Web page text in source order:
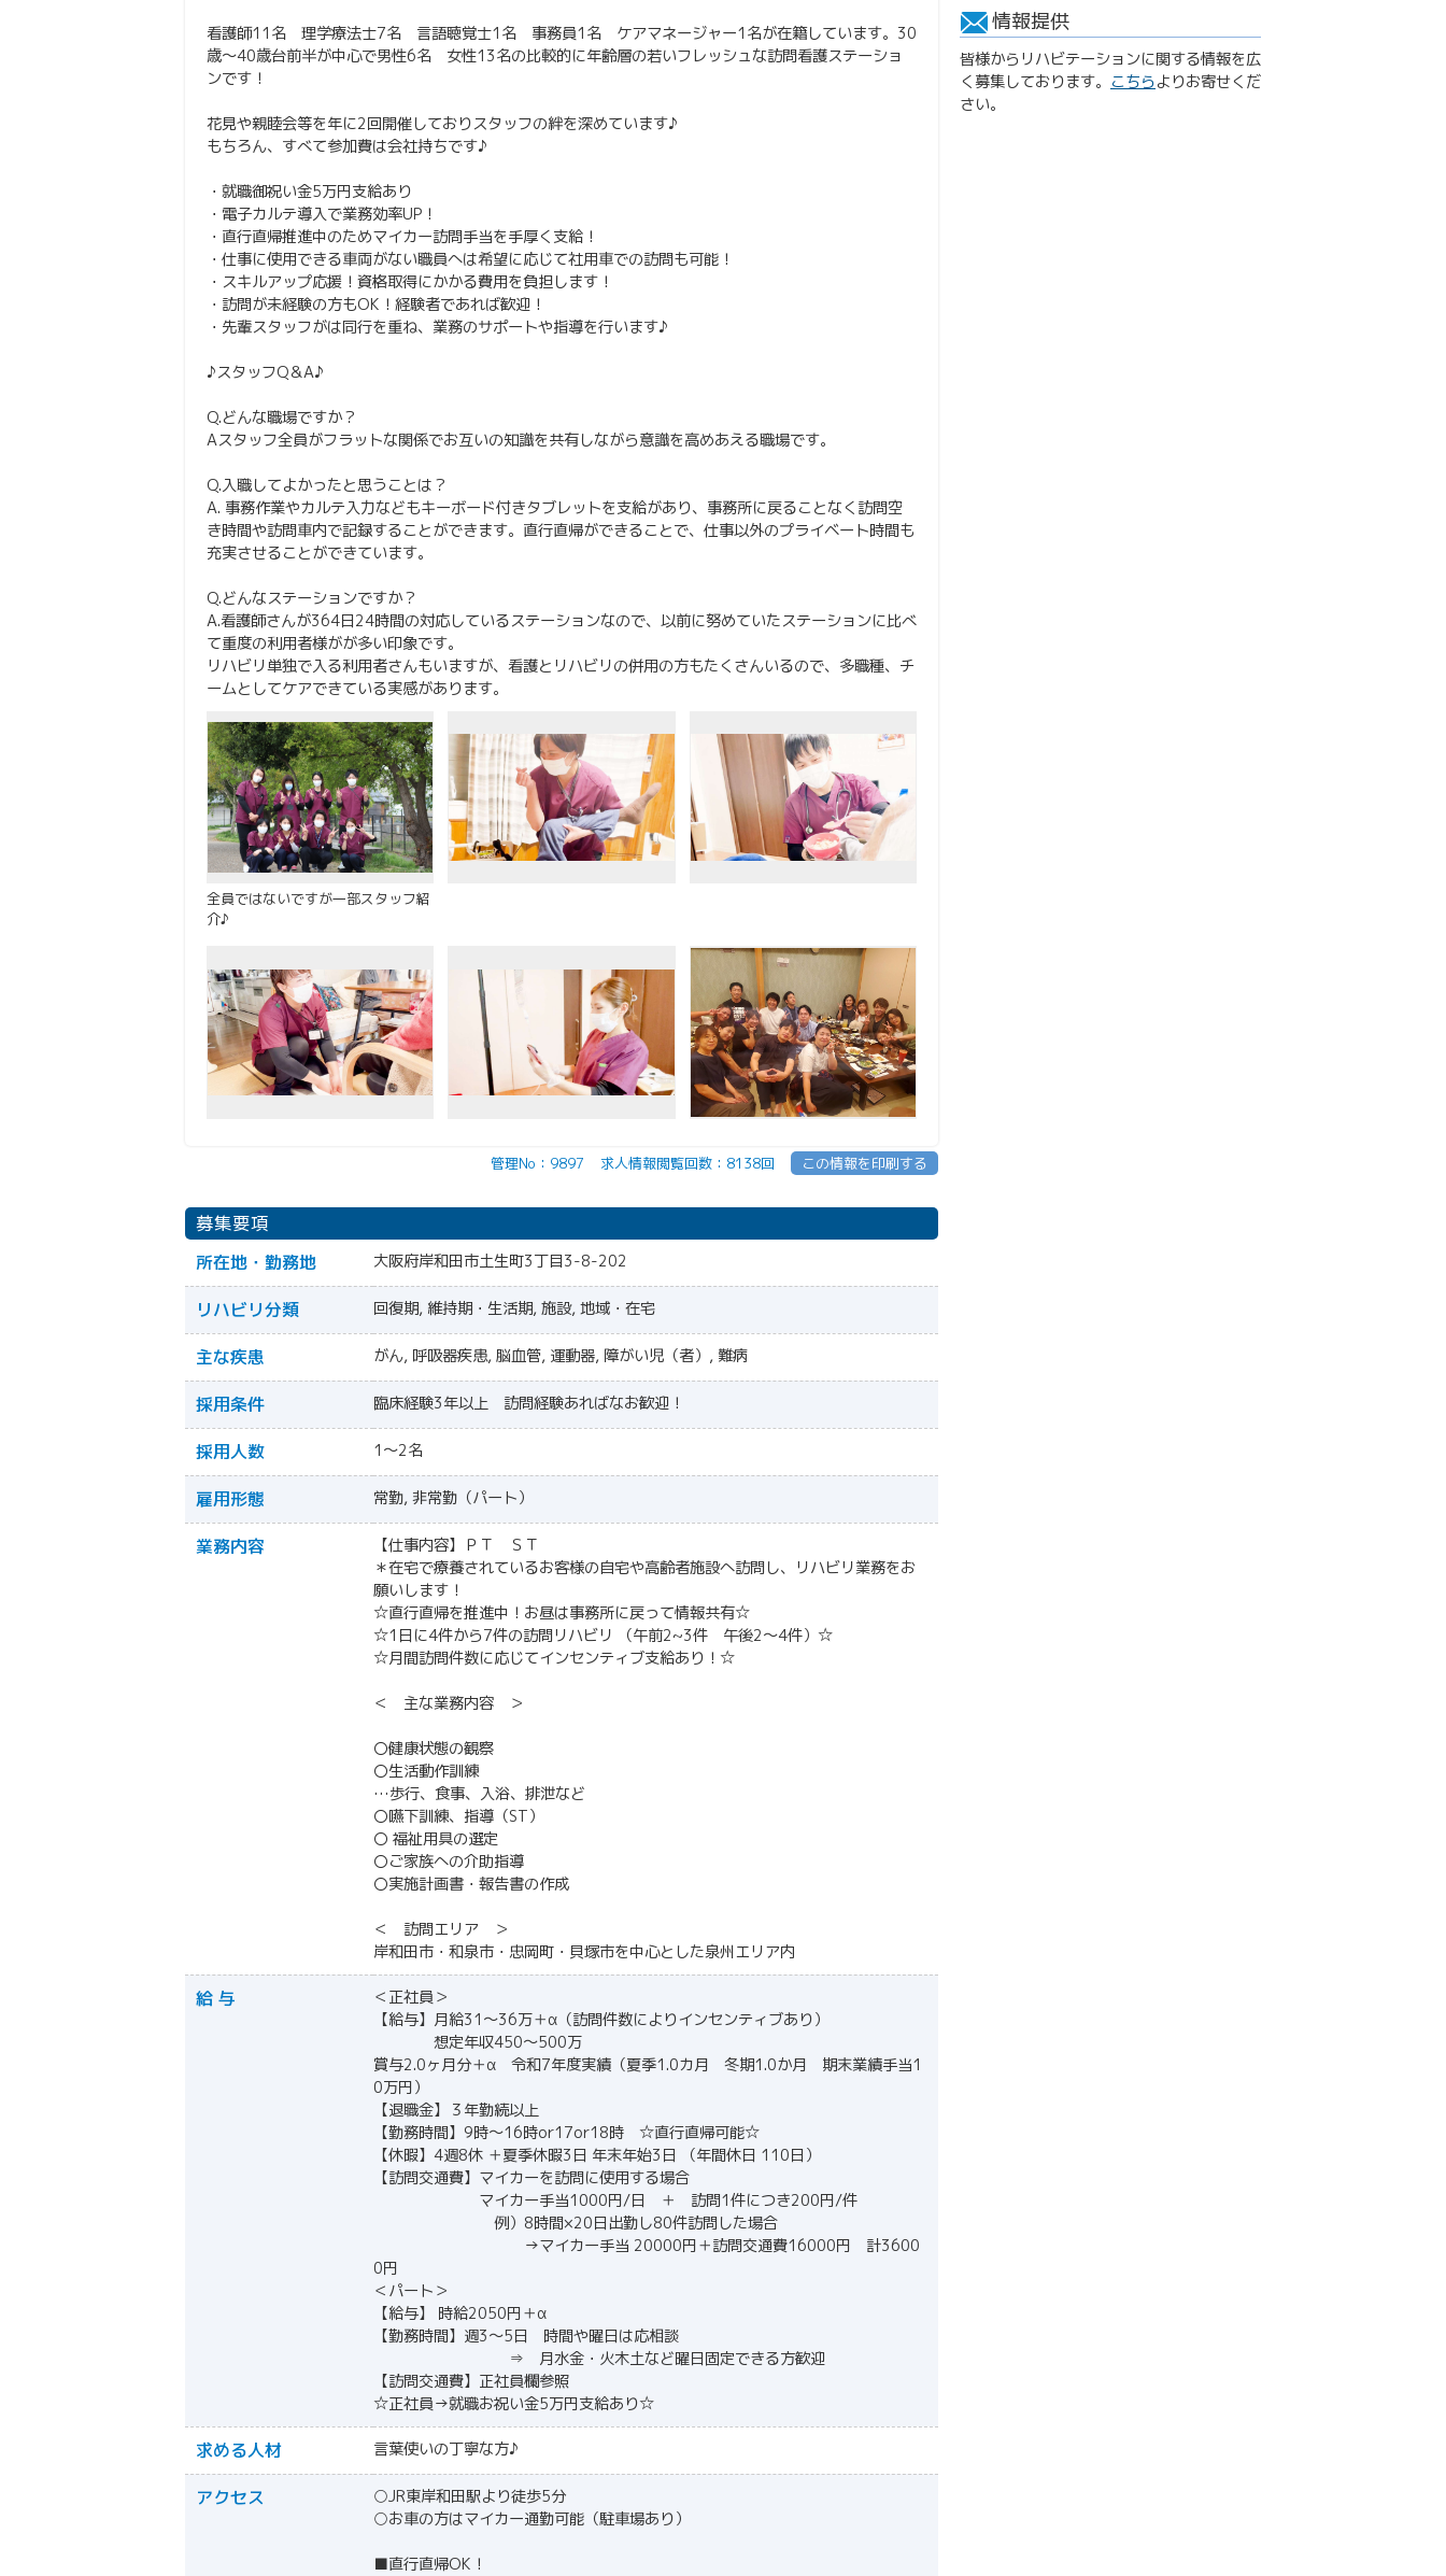
看護師11名 理学療法士7名 言語聴覚士1名 事務員1名 ケアマネージャー1名が在籍しています。30
歳～40歳台前半が中心で男性6名 女性13名の比較的に年齢層の若いフレッシュな訪問看護ステーショ
ンです！
花見や親睦会等を年に2回開催しておりスタッフの絆を深めています♪
もちろん、すべて参加費は会社持ちです♪
・就職御祝い金5万円支給あり
・電子カルテ導入で業務効率UP！
・直行直帰推進中のためマイカー訪問手当を手厚く支給！
・仕事に使用できる車両がない職員へは希望に応じて社用車での訪問も可能！
・スキルアップ応援！資格取得にかかる費用を負担します！
・訪問が未経験の方もOK！経験者であれば歓迎！
・先輩スタッフがは同行を重ね、業務のサポートや指導を行います♪
♪スタッフQ＆A♪
Q.どんな職場ですか？
Aスタッフ全員がフラットな関係でお互いの知識を共有しながら意識を高めあえる職場です。
Q.入職してよかったと思うことは？
A. 事務作業やカルテ入力などもキーボード付きタブレットを支給があり、事務所に戻ることなく訪問空
き時間や訪問車内で記録することができます。直行直帰ができることで、仕事以外のプライベート時間も
充実させることができています。
Q.どんなステーションですか？
A.看護師さんが364日24時間の対応しているステーションなので、以前に努めていたステーションに比べ
て重度の利用者様がが多い印象です。
リハビリ単独で入る利用者さんもいますが、看護とリハビリの併用の方もたくさんいるので、多職種、チ
ームとしてケアできている実感があります。
全員ではないですが一部スタッフ紹
介♪
管理No：9897 求人情報閲覧回数：8138回 この情報を印刷する
募集要項
所在地・勤務地 大阪府岸和田市土生町3丁目3-8-202
リハビリ分類 回復期, 維持期・生活期, 施設, 地域・在宅
主な疾患 がん, 呼吸器疾患, 脳血管, 運動器, 障がい児（者）, 難病
採用条件 臨床経験3年以上 訪問経験あればなお歓迎！
採用人数 1～2名
雇用形態 常勤, 非常勤（パート）
業務内容
【仕事内容】ＰＴ ＳＴ
＊在宅で療養されているお客様の自宅や高齢者施設へ訪問し、リハビリ業務をお
願いします！
☆直行直帰を推進中！お昼は事務所に戻って情報共有☆
☆1日に4件から7件の訪問リハビリ （午前2~3件 午後2～4件）☆
☆月間訪問件数に応じてインセンティブ支給あり！☆
＜ 主な業務内容 ＞
〇健康状態の観察
〇生活動作訓練
…歩行、食事、入浴、排泄など
〇嚥下訓練、指導（ST）
〇 福祉用具の選定
〇ご家族への介助指導
〇実施計画書・報告書の作成
＜ 訪問エリア ＞
岸和田市・和泉市・忠岡町・貝塚市を中心とした泉州エリア内
給 与
＜正社員＞
【給与】月給31〜36万＋α（訪問件数によりインセンティブあり）
想定年収450～500万
賞与2.0ヶ月分＋α 令和7年度実績（夏季1.0カ月 冬期1.0か月 期末業績手当1
0万円）
【退職金】３年勤続以上
【勤務時間】9時～16時or17or18時 ☆直行直帰可能☆
【休暇】4週8休 ＋夏季休暇3日 年末年始3日 （年間休日 110日）
【訪問交通費】マイカーを訪問に使用する場合
マイカー手当1000円/日 ＋ 訪問1件につき200円/件
例）8時間×20日出勤し80件訪問した場合
→マイカー手当 20000円＋訪問交通費16000円 計3600
0円
＜パート＞
【給与】 時給2050円＋α
【勤務時間】週3～5日 時間や曜日は応相談
⇒ 月水金・火木土など曜日固定できる方歓迎
【訪問交通費】正社員欄参照
☆正社員→就職お祝い金5万円支給あり☆
求める人材 言葉使いの丁寧な方♪
アクセス
○JR東岸和田駅より徒歩5分
○お車の方はマイカー通勤可能（駐車場あり）
■直行直帰OK！
情報提供
皆様からリハビテーションに関する情報を広
く募集しております。 こちらよりお寄せくだ
さい。